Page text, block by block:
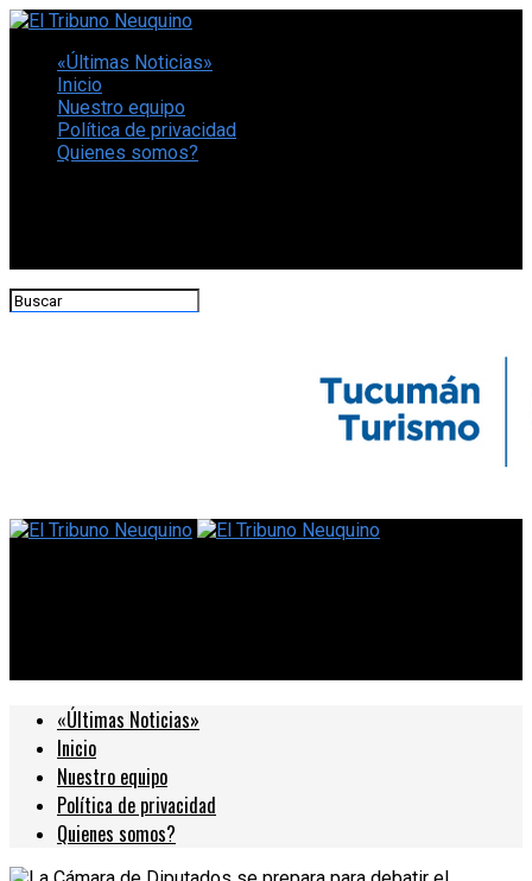
«Últimas Noticias»
Inicio
Nuestro equipo
Política de privacidad
Quienes somos?
«Últimas Noticias»
Inicio
Nuestro equipo
Política de privacidad
Quienes somos?